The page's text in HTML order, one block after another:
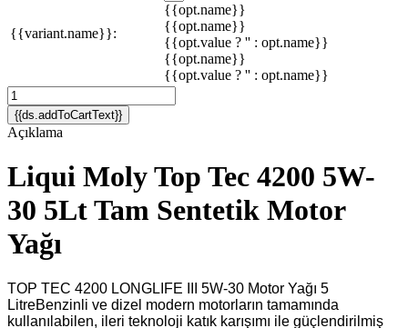
{{variant.name}}:
{{opt.name}}
{{opt.name}}
{{opt.value ? '' : opt.name}}
{{opt.name}}
{{opt.value ? '' : opt.name}}
{{ds.addToCartText}}
Açıklama
Liqui Moly Top Tec 4200 5W-
30 5Lt Tam Sentetik Motor
Yağı
TOP TEC 4200 LONGLIFE III 5W-30 Motor Yağı 5
LitreBenzinli ve dizel modern motorların tamamında
kullanılabilen, ileri teknoloji katık karışımı ile güçlendirilmiş